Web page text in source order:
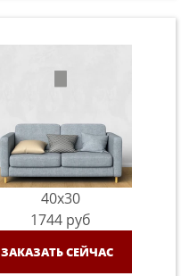
40x30
1744 руб
ЗАКАЗАТЬ СЕЙЧАС